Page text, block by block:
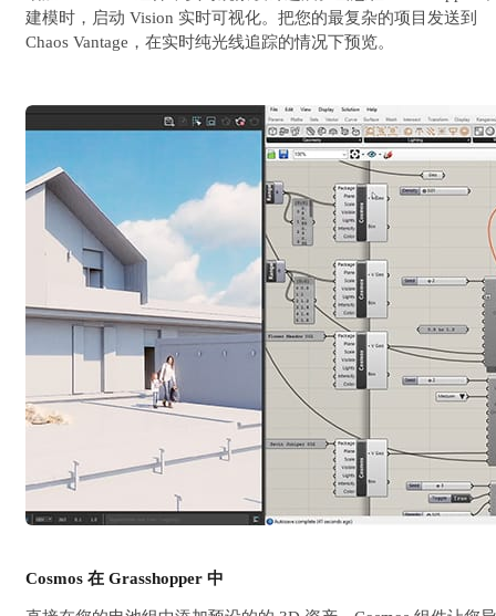
建模时，启动 Vision 实时可视化。把您的最复杂的项目发送到
Chaos Vantage，在实时纯光线追踪的情况下预览。
Cosmos 在 Grasshopper 中